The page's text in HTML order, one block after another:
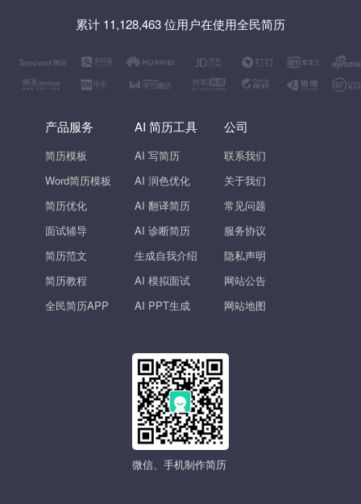
累计 11,128,463 位用户在使用全民简历
产品服务
简历模板
Word简历模板
简历优化
面试辅导
简历范文
简历教程
全民简历APP
AI 简历工具
AI 写简历
AI 润色优化
AI 翻译简历
AI 诊断简历
生成自我介绍
AI 模拟面试
AI PPT生成
公司
联系我们
关于我们
常见问题
服务协议
隐私声明
网站公告
网站地图
微信、手机制作简历